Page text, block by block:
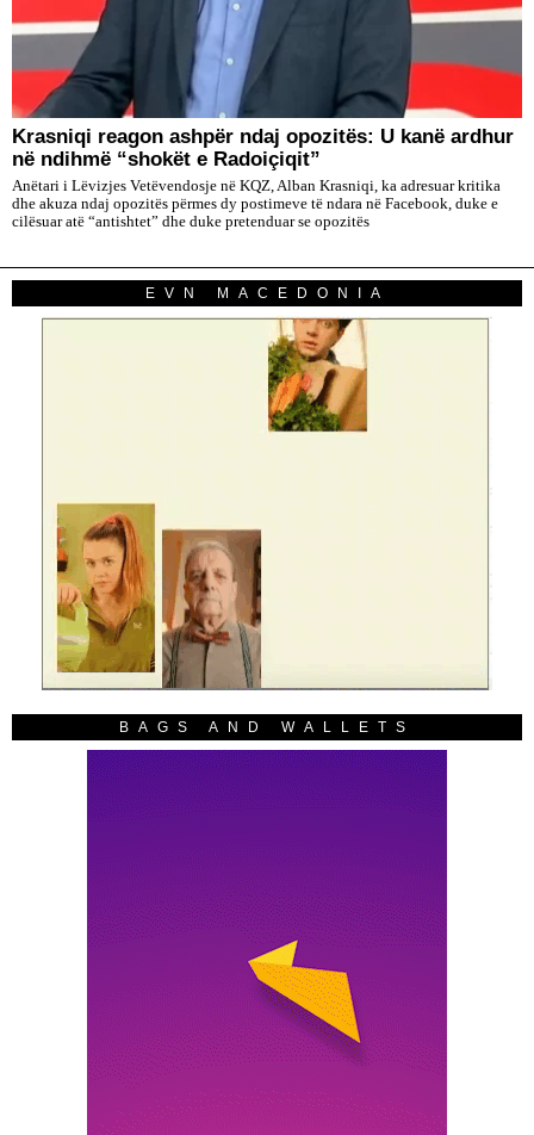
​Krasniqi reagon ashpër ndaj opozitës: U kanë ardhur
në ndihmë “shokët e Radoiçiqit”
Anëtari i Lëvizjes Vetëvendosje në KQZ, Alban Krasniqi, ka adresuar kritika
dhe akuza ndaj opozitës përmes dy postimeve të ndara në Facebook, duke e
cilësuar atë “antishtet” dhe duke pretenduar se opozitës
EVN MACEDONIA
BAGS AND WALLETS